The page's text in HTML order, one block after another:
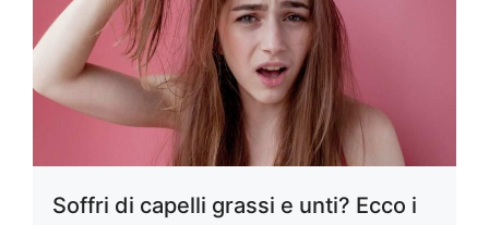
Soffri di capelli grassi e unti? Ecco i